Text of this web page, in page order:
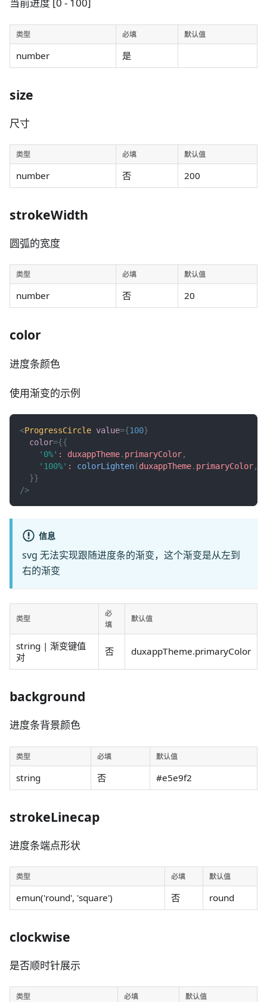
当前进度 [0 - 100]
类型 必填 默认值
number 是
size
尺寸
类型 必填 默认值
number 否 200
strokeWidth
圆弧的宽度
类型 必填 默认值
number 否 20
color
进度条颜色
使用渐变的示例
<ProgressCircle value={100}
color={{
'0%' : duxappTheme. primaryColor,
'100%' : colorLighten(duxappTheme. primaryColor,
}}
/>
信息
svg 无法实现跟随进度条的渐变，这个渐变是从左到
右的渐变
类型
必
填
默认值
string | 渐变键值
对
否 duxappTheme.primaryColor
background
进度条背景颜色
类型 必填 默认值
string 否 #e5e9f2
strokeLinecap
进度条端点形状
类型 必填 默认值
emun('round', 'square') 否 round
clockwise
是否顺时针展示
类型 必填 默认值